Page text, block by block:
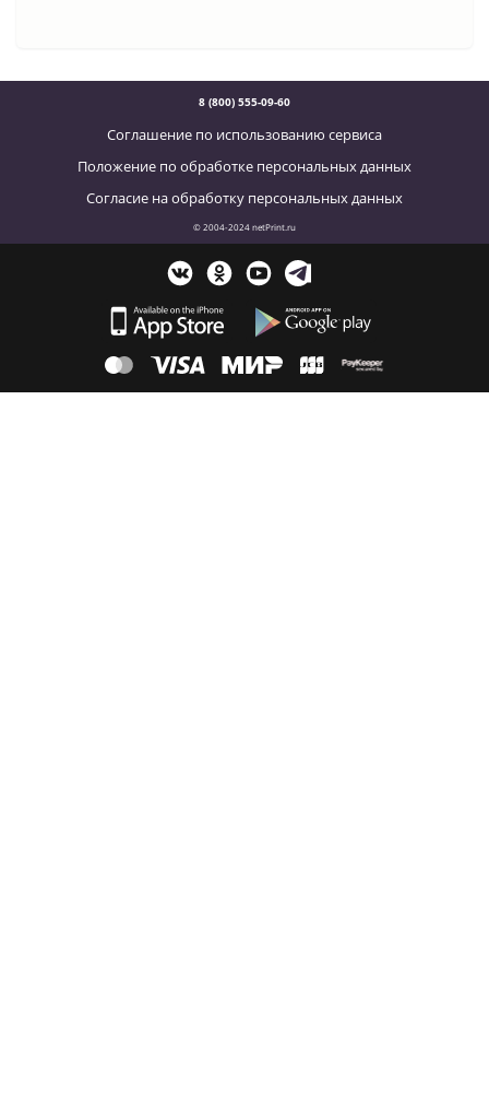
8 (800) 555-09-60
Соглашение по использованию сервиса
Положение по обработке персональных данных
Согласие на обработку персональных данных
© 2004-2024 netPrint.ru